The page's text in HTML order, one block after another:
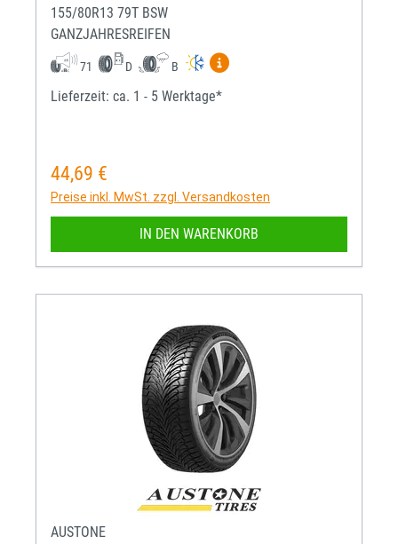
155/80R13 79T BSW
GANZJAHRESREIFEN
71 D B
Mehr Informationen zum
Lieferzeit: ca. 1 - 5 Werktage*
Regulärer Preis:
44,69 €
Preise inkl. MwSt. zzgl. Versandkosten
IN DEN WARENKORB
AUSTONE